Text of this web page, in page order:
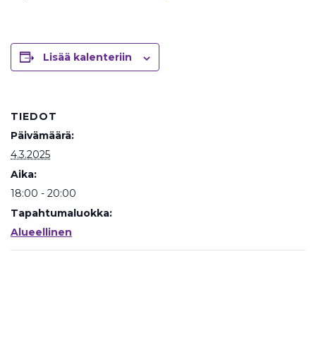
Lisää kalenteriin
TIEDOT
Päivämäärä:
4.3.2025
Aika:
18:00 - 20:00
Tapahtumaluokka:
Alueellinen